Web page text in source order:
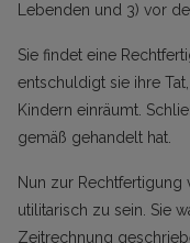
Lebenden und 3) vor
Sie findet eine
entschuldigt sie ihre
Kindern einräumt.
gemäß gehandelt hat.
Nun zur
utilitarisch zu sein. Sie
Zeitrechnung